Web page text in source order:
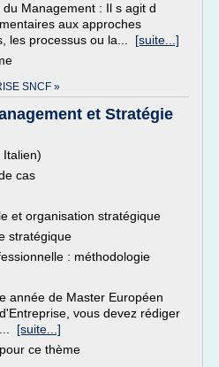
Management : Il s agit d
aux approches
les processus ou la... [suite...]
SNCF »
et Stratégie
Italien)
cas
et organisation stratégique
stratégique
: méthodologie
année de Master Européen
vous devez rédiger
[suite...]
ce thème